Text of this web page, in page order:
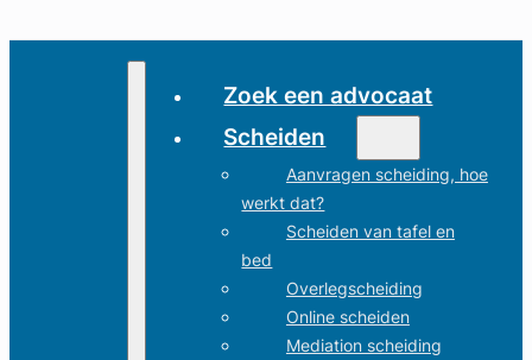
Zoek een advocaat
Scheiden
Aanvragen scheiding, hoe
werkt dat?
Scheiden van tafel en
bed
Overlegscheiding
Online scheiden
Mediation scheiding